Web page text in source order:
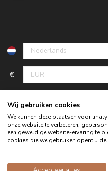
€
Wij gebruiken cookies
We kunnen deze plaatsen voor
onze website te verbeteren,
een geweldige website-ervaring te
cookies die we gebruiken opent u